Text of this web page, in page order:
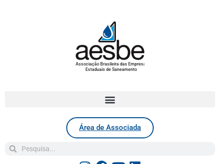
Associação Brasileira das Empresas
Estaduais de Saneamento
Área de Associada